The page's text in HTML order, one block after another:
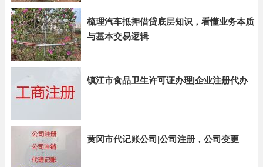
梳理汽车抵押借贷底层知识，看懂业务本质
与基本交易逻辑
镇江市食品卫生许可证办理|企业注册代办
黄冈市代记账公司|公司注册，公司变更